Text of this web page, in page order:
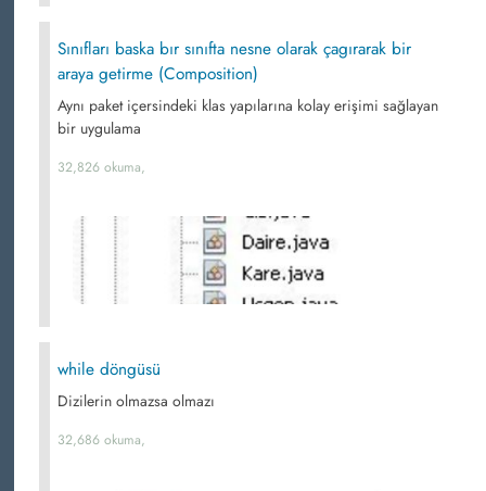
Sınıfları baska bır sınıfta nesne olarak çagırarak bir
araya getirme (Composition)
Aynı paket içersindeki klas yapılarına kolay erişimi sağlayan
bir uygulama
32,826 okuma,
while döngüsü
Dizilerin olmazsa olmazı
32,686 okuma,